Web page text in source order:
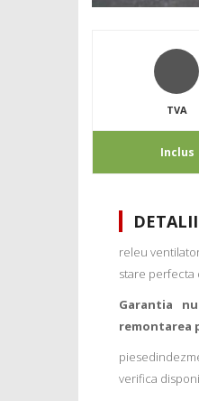
TVA
Inclus
releu
stare perfecta
Garantia
remontarea
verifica